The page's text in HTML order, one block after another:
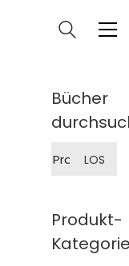
Bücher
nach:
LOS
Produkt-